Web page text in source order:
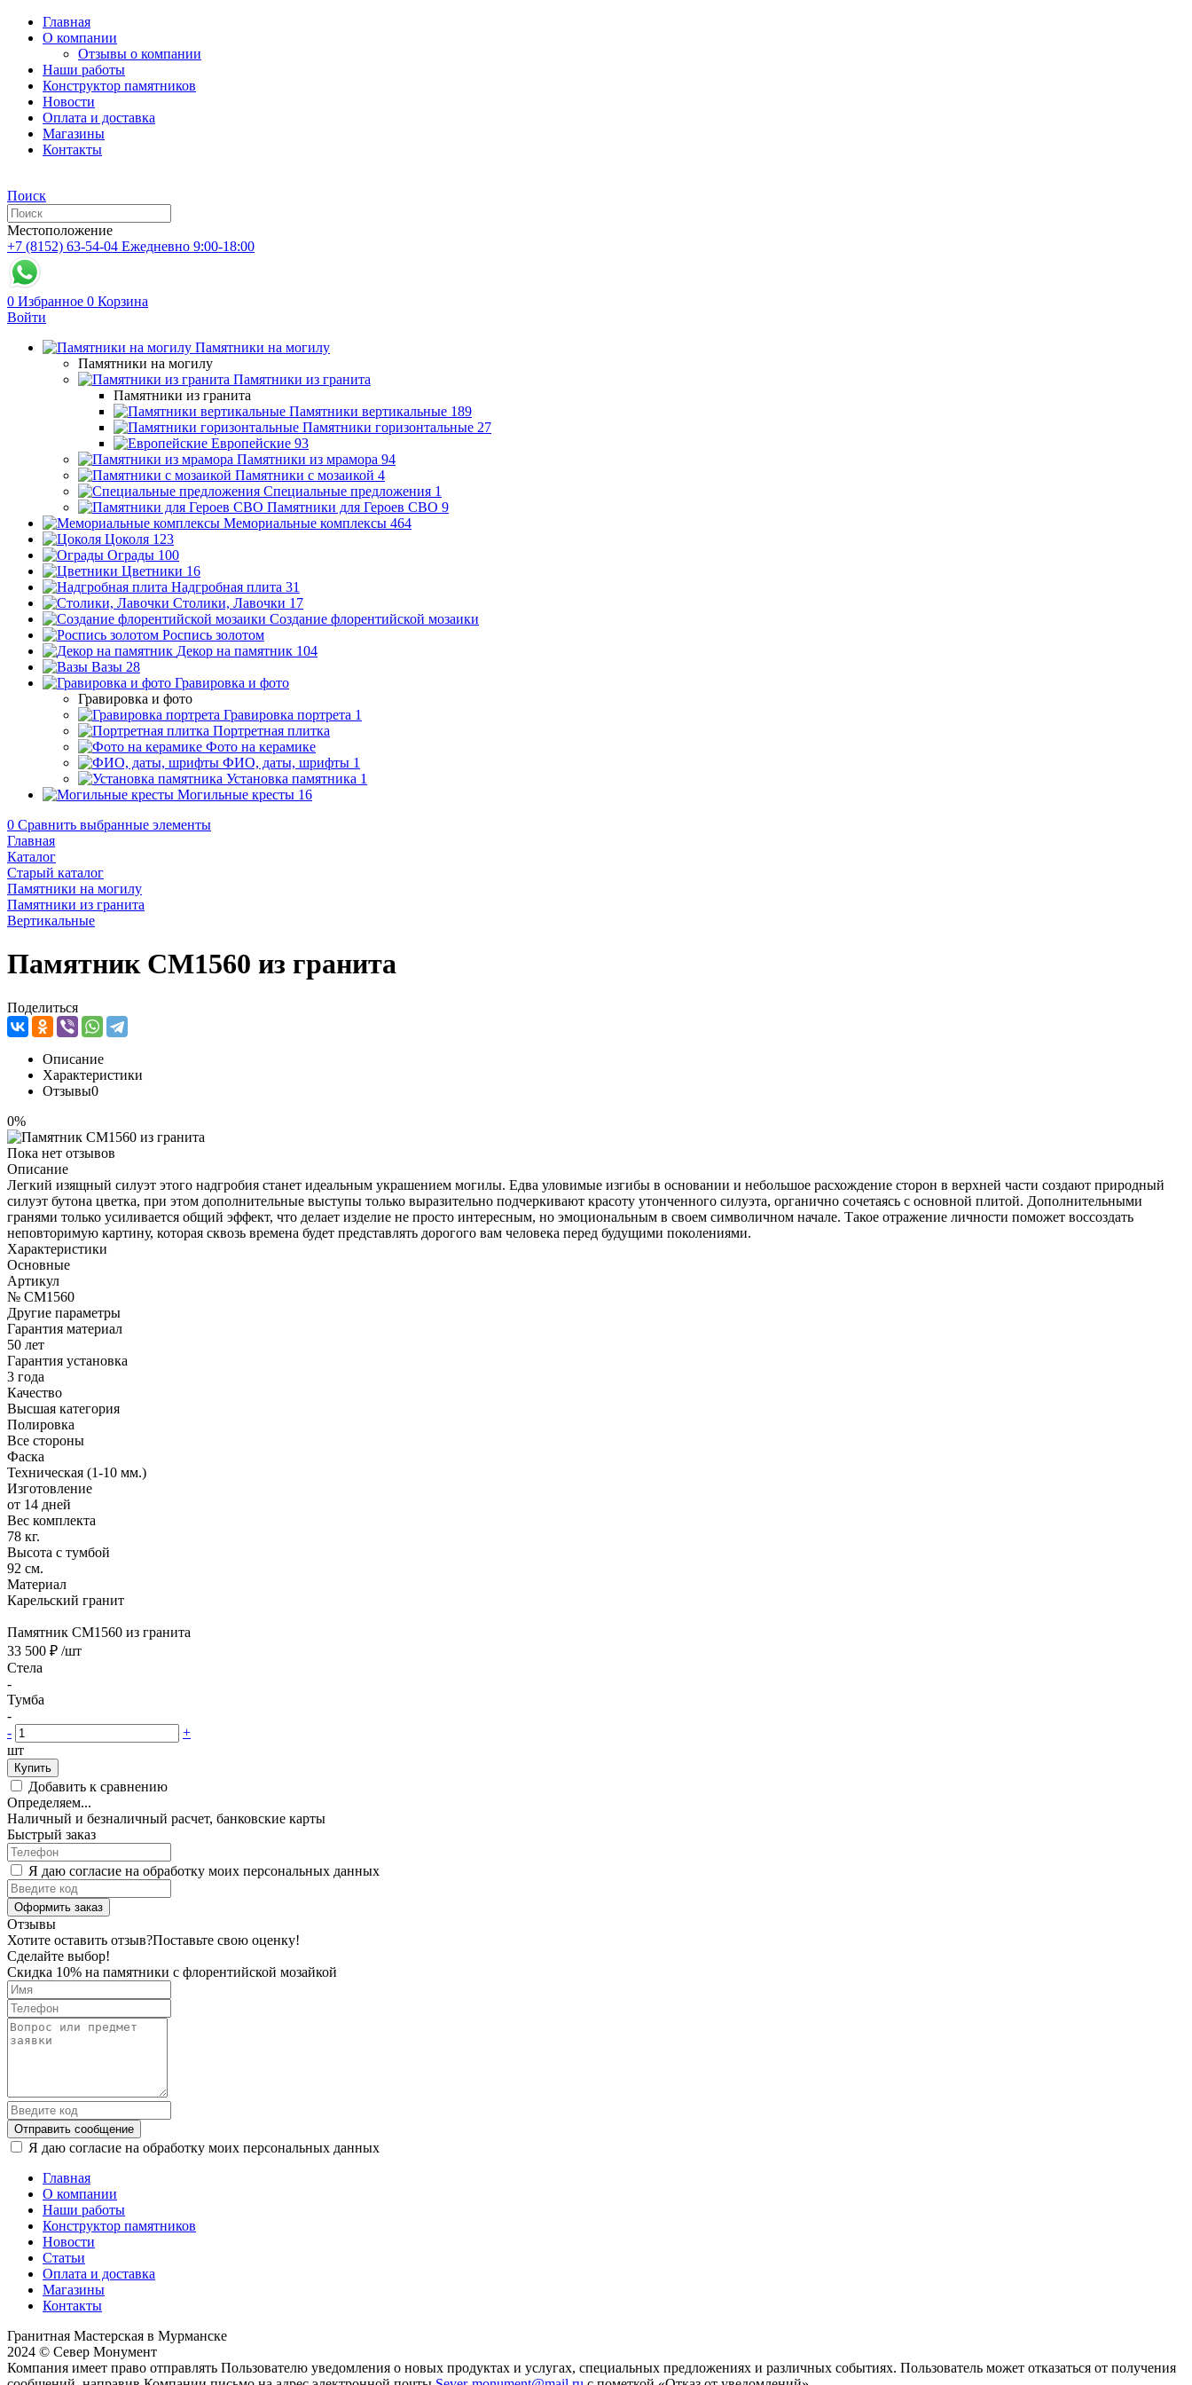
Главная
О компании
Отзывы о компании
Наши работы
Конструктор памятников
Новости
Оплата и доставка
Магазины
Контакты
Поиск
Местоположение
+7 (8152) 63-54-04 Ежедневно 9:00-18:00
0 Избранное 0 Корзина
Войти
Памятники на могилу
Памятники на могилу
Памятники из гранита
Памятники из гранита
Памятники вертикальные 189
Памятники горизонтальные 27
Европейские 93
Памятники из мрамора 94
Памятники с мозаикой 4
Специальные предложения 1
Памятники для Героев СВО 9
Мемориальные комплексы 464
Цоколя 123
Ограды 100
Цветники 16
Надгробная плита 31
Столики, Лавочки 17
Создание флорентийской мозаики
Роспись золотом
Декор на памятник 104
Вазы 28
Гравировка и фото
Гравировка и фото
Гравировка портрета 1
Портретная плитка
Фото на керамике
ФИО, даты, шрифты 1
Установка памятника 1
Могильные кресты 16
0 Сравнить выбранные элементы
Главная
Каталог
Старый каталог
Памятники на могилу
Памятники из гранита
Вертикальные
Памятник CM1560 из гранита
Поделиться
Описание
Характеристики
Отзывы0
0%
Пока нет отзывов
Описание
Легкий изящный силуэт этого надгробия станет идеальным украшением могилы. Едва уловимые изгибы в основании и небольшое расхождение сторон в верхней части создают природный
силуэт бутона цветка, при этом дополнительные выступы только выразительно подчеркивают красоту утонченного силуэта, органично сочетаясь с основной плитой. Дополнительными
гранями только усиливается общий эффект, что делает изделие не просто интересным, но эмоциональным в своем символичном начале. Такое отражение личности поможет воссоздать
неповторимую картину, которая сквозь времена будет представлять дорогого вам человека перед будущими поколениями.
Характеристики
Основные
Артикул
№ CM1560
Другие параметры
Гарантия материал
50 лет
Гарантия установка
3 года
Качество
Высшая категория
Полировка
Все стороны
Фаска
Техническая (1-10 мм.)
Изготовление
от 14 дней
Вес комплекта
78 кг.
Высота с тумбой
92 см.
Материал
Карельский гранит
Памятник CM1560 из гранита
33 500 ₽ /шт
Стела
-
Тумба
-
-
+
шт
Купить
Добавить к сравнению
Определяем...
Наличный и безналичный расчет, банковские карты
Быстрый заказ
Я даю согласие на обработку моих персональных данных
Оформить заказ
Отзывы
Хотите оставить отзыв?Поставьте свою оценку!
Сделайте выбор!
Скидка 10% на памятники с флорентийской мозайкой
Отправить сообщение
Я даю согласие на обработку моих персональных данных
Главная
О компании
Наши работы
Конструктор памятников
Новости
Статьи
Оплата и доставка
Магазины
Контакты
Гранитная Мастерская в Мурманске
2024 © Север Монумент
Компания имеет право отправлять Пользователю уведомления о новых продуктах и услугах, специальных предложениях и различных событиях. Пользователь может отказаться от получения